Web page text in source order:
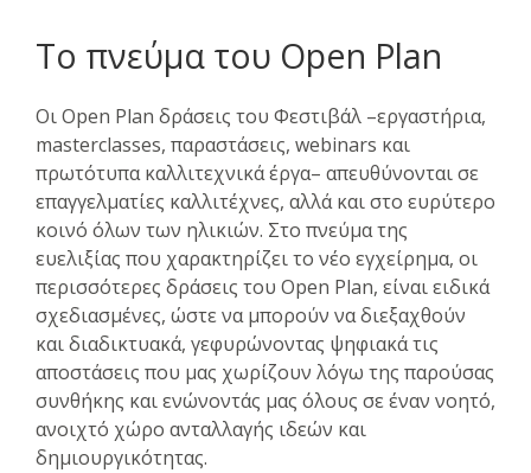
Το πνεύμα του Open Plan
Οι Open Plan δράσεις του Φεστιβάλ –εργαστήρια,
masterclasses, παραστάσεις, webinars και
πρωτότυπα καλλιτεχνικά έργα– απευθύνονται σε
επαγγελματίες καλλιτέχνες, αλλά και στο ευρύτερο
κοινό όλων των ηλικιών. Στο πνεύμα της
ευελιξίας που χαρακτηρίζει το νέο εγχείρημα, οι
περισσότερες δράσεις του Open Plan, είναι ειδικά
σχεδιασμένες, ώστε να μπορούν να διεξαχθούν
και διαδικτυακά, γεφυρώνοντας ψηφιακά τις
αποστάσεις που μας χωρίζουν λόγω της παρούσας
συνθήκης και ενώνοντάς μας όλους σε έναν νοητό,
ανοιχτό χώρο ανταλλαγής ιδεών και
δημιουργικότητας.